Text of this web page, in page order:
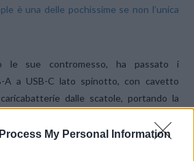
My Personal Information
è una delle pochissime se non l’unica
le sue contromesso, ha passato i
A a USB-C lato spinotto, con cavetto
dalle scatole, portando la